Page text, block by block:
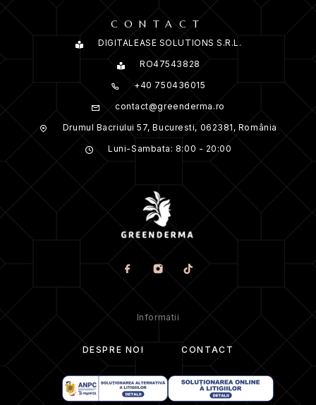
CONTACT
DIGITALEASE SOLUTIONS S.R.L.
RO47543828
+40 750436015
contact@greenderma.ro
Drumul Bacriului 57, Bucuresti, 062381, România
Luni-Sambata: 8:00 - 20:00
Informatii
DESPRE NOI CONTACT